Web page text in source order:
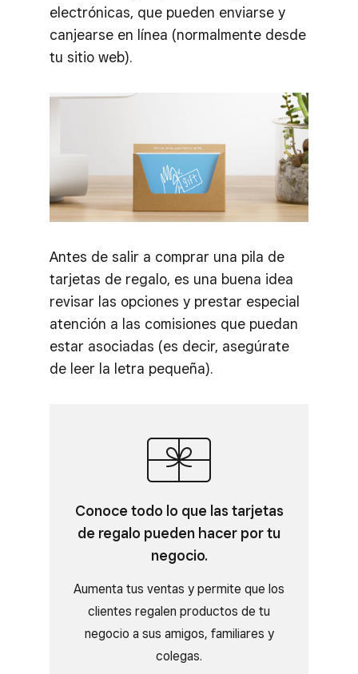
electrónicas, que pueden enviarse y
canjearse en línea (normalmente desde
tu sitio web).
Antes de salir a comprar una pila de
tarjetas de regalo, es una buena idea
revisar las opciones y prestar especial
atención a las comisiones que puedan
estar asociadas (es decir, asegúrate
de leer la letra pequeña).
Conoce todo lo que las tarjetas
de regalo pueden hacer por tu
negocio.
Aumenta tus ventas y permite que los
clientes regalen productos de tu
negocio a sus amigos, familiares y
colegas.